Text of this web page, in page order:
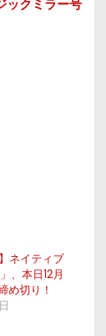
ックミラー号
ネイティブ
、本日12月
め切り！